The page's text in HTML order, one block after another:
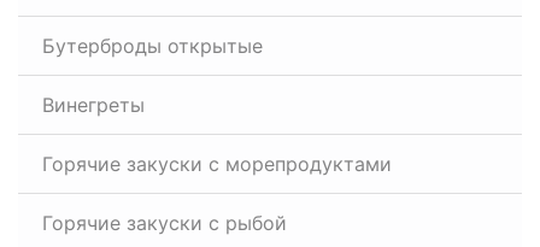
Бутерброды открытые
Винегреты
Горячие закуски с морепродуктами
Горячие закуски с рыбой